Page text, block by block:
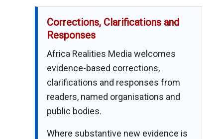
Corrections, Clarifications and
Responses
Africa Realities Media welcomes
evidence-based corrections,
clarifications and responses from
readers, named organisations and
public bodies.
Where substantive new evidence is